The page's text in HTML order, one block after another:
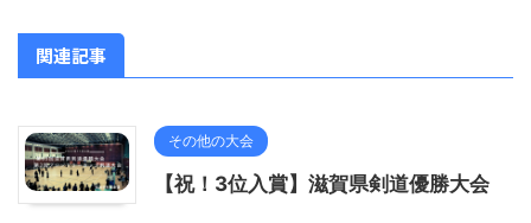
関連記事
その他の大会
【祝！3位入賞】滋賀県剣道優勝大会